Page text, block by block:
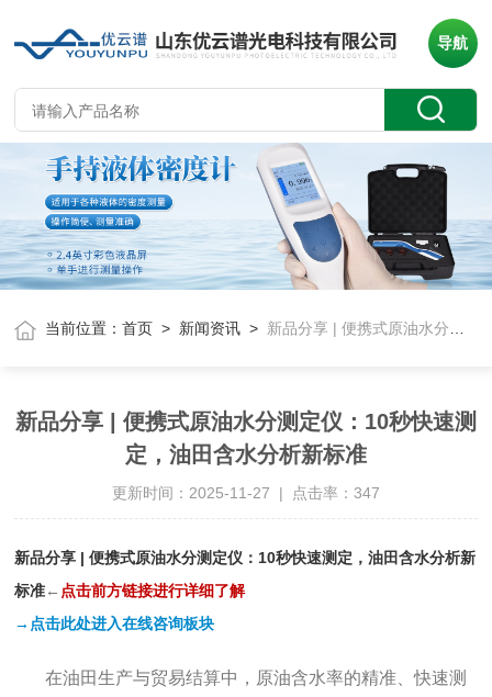
导航
当前位置：首页 > 新闻资讯 > 新品分享 | 便携式原油水分测定仪：10秒快速测定，油田含水分析新标准
新品分享 | 便携式原油水分测定仪：10秒快速测
定，油田含水分析新标准
更新时间：2025-11-27 | 点击率：347
新品分享 | 便携式原油水分测定仪：10秒快速测定，油田含水分析新
标准← 点击前方链接进行详细了解
→点击此处进入在线咨询板块
在油田生产与贸易结算中，原油含水率的精准、快速测